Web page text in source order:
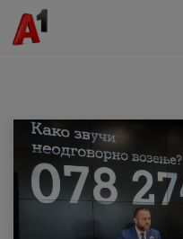
МК EN SQ